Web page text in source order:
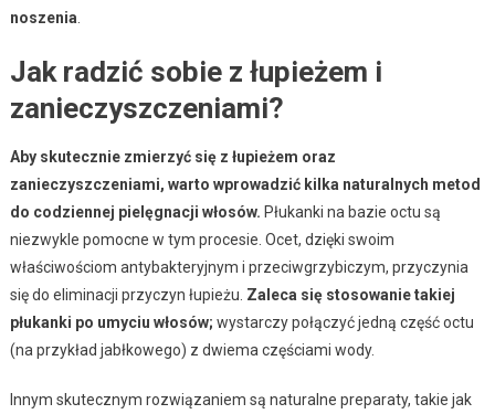
noszenia
Jak radzić sobie z łupieżem i
zanieczyszczeniami?
Aby skutecznie zmierzyć się z łupieżem oraz
zanieczyszczeniami, warto wprowadzić kilka naturalnych metod
do codziennej pielęgnacji włosów. Płukanki na bazie octu są
niezwykle pomocne w tym procesie. Ocet, dzięki swoim
właściwościom antybakteryjnym i przeciwgrzybiczym, przyczynia
się do eliminacji przyczyn łupieżu. Zaleca się stosowanie takiej
płukanki po umyciu włosów; wystarczy połączyć jedną część octu
(na przykład jabłkowego) z dwiema częściami wody.
Innym skutecznym rozwiązaniem są naturalne preparaty, takie jak